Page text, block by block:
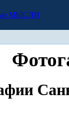
МЫСЛИ